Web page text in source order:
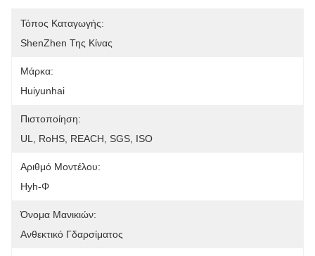
Τόπος Καταγωγής:
ShenZhen Της Κίνας
Μάρκα:
Huiyunhai
Πιστοποίηση:
UL, RoHS, REACH, SGS, ISO
Αριθμό Μοντέλου:
Hyh-Φ
Όνομα Μανικιών:
Ανθεκτικό Γδαρσίματος